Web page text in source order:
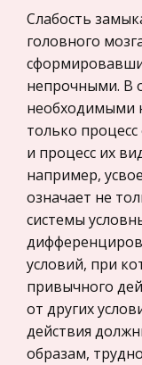
Геология
Банковское
Архитектура
Искусство
Экономико-
Право
Компьютеры
Астрономия
товаров,
Подразделения
Данная работа
новые знания
океанологии с
Земля в
Слабость
головного
непрочными. В
необходимыми
только
и процесс их
например,
означает не
системы
условий, при
привычного
от других
действия
образам,